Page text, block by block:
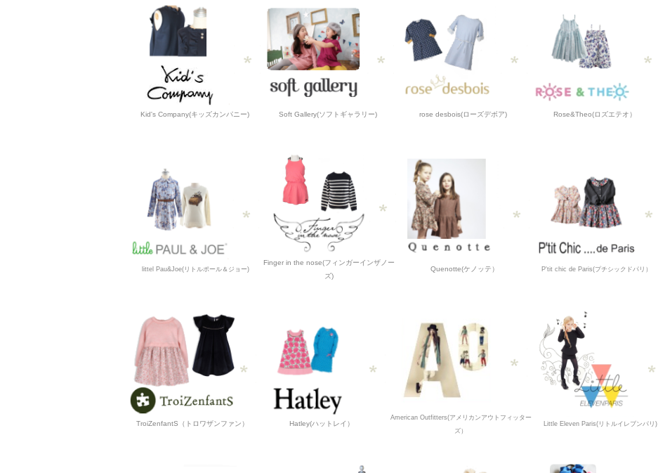
Kid's Company(キッズカンパニー) Soft Gallery(ソフトギャラリー) rose desbois(ローズデボア) Rose&Theo(ロズエテオ）
littel Pau&Joe(リトルポール＆ジョー)
Finger in the nose(フィンガーインザノー
ズ)
Quenotte(ケノッテ） P'tit chic de Paris(プチシックドパリ）
TroiZenfantS（トロワザンファン） Hatley(ハットレイ）
American Outfitters(アメリカンアウトフィッター
ズ）
Little Eleven Paris(リトルイレブンパリ)